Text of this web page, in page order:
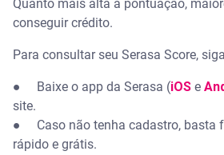
Quanto mais alta a pontuação,
conseguir crédito.
Para consultar seu Serasa Score,
● Baixe o app da Serasa (iOS e
site.
● Caso não tenha cadastro, basta
rápido e grátis.